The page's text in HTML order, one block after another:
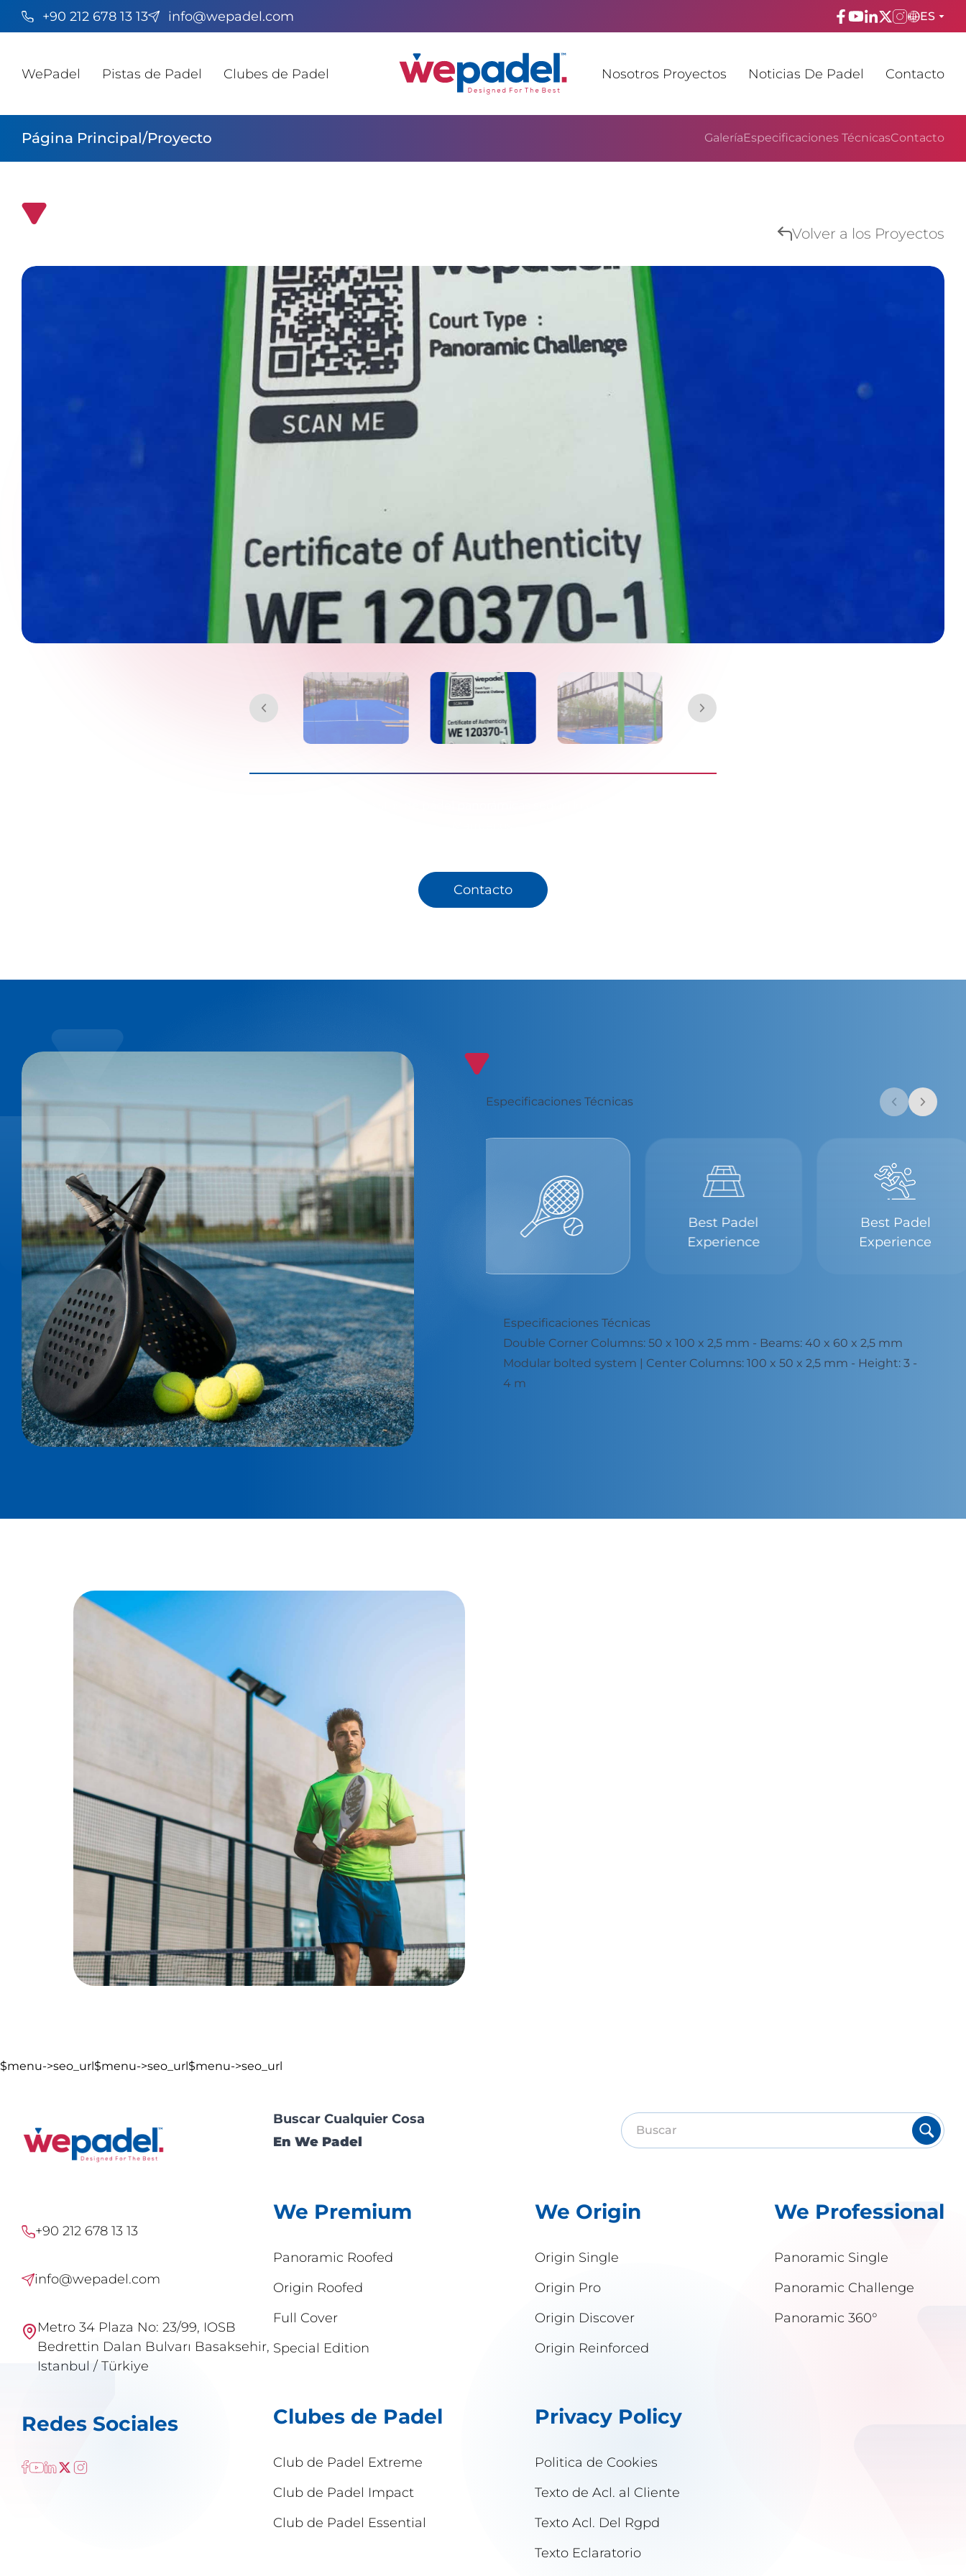
+90 212 678 13 13 info@wepadel.com ES
ESPAñOL
WePadel Pistas de Padel Clubes de Padel Nosotros Proyectos Noticias De Padel Contacto
Página Principal/Proyecto GaleríaEspecificaciones TécnicasContacto
Volver a los Proyectos
Contacto
Especificaciones Técnicas
Best Padel
Experience
Best Padel
Experience
Best Padel
Experience
Especificaciones Técnicas
Double Corner Columns: 50 x 100 x 2,5 mm - Beams: 40 x 60 x 2,5 mm
Modular bolted system | Center Columns: 100 x 50 x 2,5 mm - Height: 3 -
4 m
Especificaciones Técnicas
Double Corner Columns: 50 x 100 x 2,5 mm - Beams: 40 x 60 x 2,5 mm
Modular bolted system | Center Columns: 100 x 50 x 2,5 mm - Height: 3 -
4 m
$menu->seo_url$menu->seo_url$menu->seo_url
+90 212 678 13 13
info@wepadel.com
Metro 34 Plaza No: 23/99, IOSB
Bedrettin Dalan Bulvarı Basaksehir,
Istanbul / Türkiye
Redes Sociales
Buscar Cualquier Cosa
En We Padel
We Premium
Panoramic Roofed
Origin Roofed
Full Cover
Special Edition
We Origin
Origin Single
Origin Pro
Origin Discover
Origin Reinforced
We Professional
Panoramic Single
Panoramic Challenge
Panoramic 360°
Clubes de Padel
Club de Padel Extreme
Club de Padel Impact
Club de Padel Essential
Privacy Policy
Politica de Cookies
Texto de Acl. al Cliente
Texto Acl. Del Rgpd
Texto Eclaratorio